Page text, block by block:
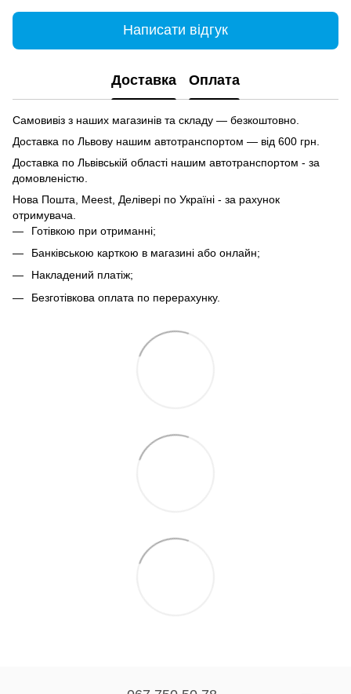
Написати відгук
Доставка Оплата
Самовивіз з наших магазинів та складу — безкоштовно.
Доставка по Львову нашим автотранспортом — від 600 грн.
Доставка по Львівській області нашим автотранспортом - за
домовленістю.
Нова Пошта, Meest, Делівері по Україні - за рахунок
отримувача.
Готівкою при отриманні;
Банківською карткою в магазині або онлайн;
Накладений платіж;
Безготівкова оплата по перерахунку.